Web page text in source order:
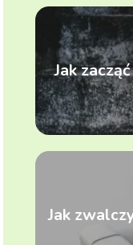
Jak
Jak